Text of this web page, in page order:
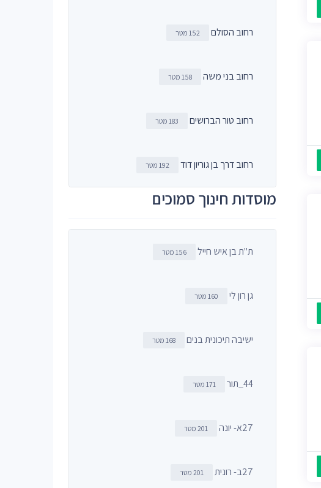
רחוב הסולם 152 מטר
רחוב בני משה 158 מטר
רחוב טור הברושים 183 מטר
רחוב דרך בן גוריון דוד 192 מטר
מוסדות חינוך סמוכים
ת"ת בן איש חייל 156 מטר
גן רון לי 160 מטר
ישיבה תיכונית בנים 168 מטר
44_תור 171 מטר
27א- יונה 201 מטר
27ב- רונית 201 מטר